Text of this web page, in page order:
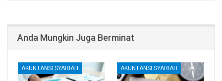
Anda Mungkin Juga Berminat
AKUNTANSI SYARIAH AKUNTANSI SYARIAH